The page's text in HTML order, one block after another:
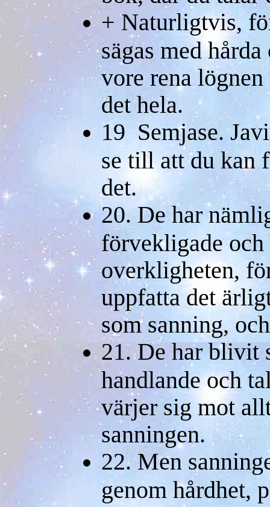
+ Naturligtvis,
sägas med
vore rena
det hela.
19 Semjase.
se till att du kan
det.
20. De har
förvekligade
overkligheten,
uppfatta det
som sanning,
21. De har blivit
handlande och
värjer sig mot
sanningen.
22. Men
genom hårdhet,